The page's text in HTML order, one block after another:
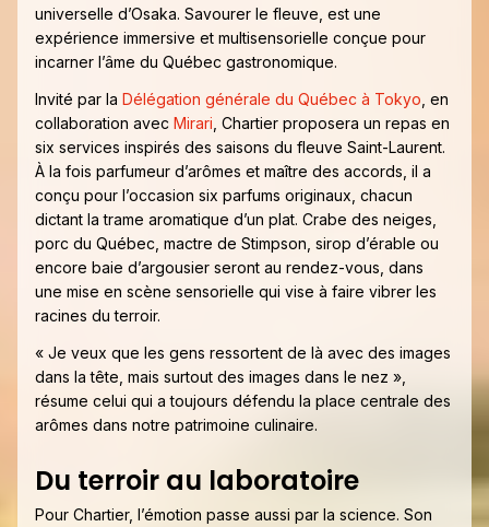
universelle d’Osaka. Savourer le fleuve, est une
expérience immersive et multisensorielle conçue pour
incarner l’âme du Québec gastronomique.
Invité par la Délégation générale du Québec à Tokyo , en
collaboration avec Mirari , Chartier proposera un repas en
six services inspirés des saisons du fleuve Saint-Laurent.
À la fois parfumeur d’arômes et maître des accords, il a
conçu pour l’occasion six parfums originaux, chacun
dictant la trame aromatique d’un plat. Crabe des neiges,
porc du Québec, mactre de Stimpson, sirop d’érable ou
encore baie d’argousier seront au rendez-vous, dans
une mise en scène sensorielle qui vise à faire vibrer les
racines du terroir.
« Je veux que les gens ressortent de là avec des images
dans la tête, mais surtout des images dans le nez »,
résume celui qui a toujours défendu la place centrale des
arômes dans notre patrimoine culinaire.
Du terroir au laboratoire
Pour Chartier, l’émotion passe aussi par la science. Son